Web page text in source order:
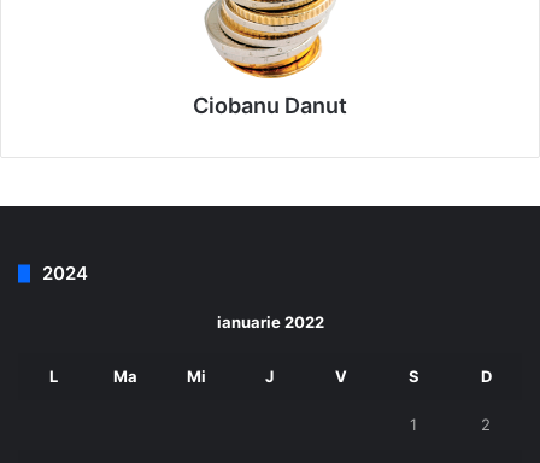
Ciobanu Danut
2024
ianuarie 2022
L Ma Mi J V S D
1 2